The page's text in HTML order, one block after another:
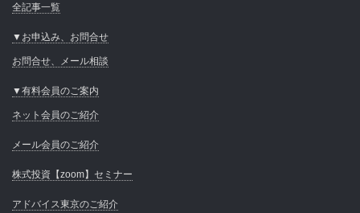
全記事一覧
▼お申込み、お問合せ
お問合せ、メール相談
▼有料会員のご案内
ネット会員のご紹介
メール会員のご紹介
株式投資【zoom】セミナー
アドバイス東京のご紹介